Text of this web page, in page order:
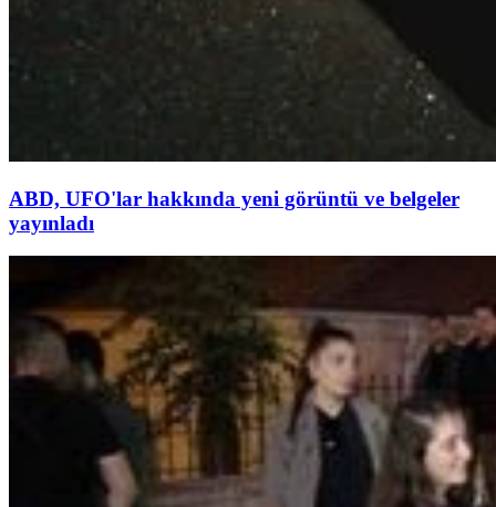
ABD, UFO'lar hakkında yeni görüntü ve belgeler
yayınladı